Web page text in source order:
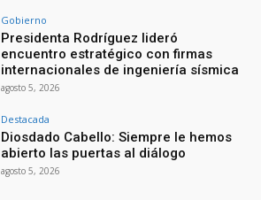
Gobierno
Presidenta Rodríguez lideró
encuentro estratégico con firmas
internacionales de ingeniería sísmica
agosto 5, 2026
Destacada
Diosdado Cabello: Siempre le hemos
abierto las puertas al diálogo
agosto 5, 2026